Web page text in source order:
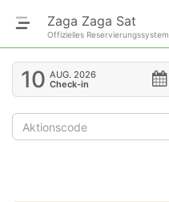
Zaga Zaga Sat
Offizielles Reservierungssystem
10 AUG. 2026
Check-in